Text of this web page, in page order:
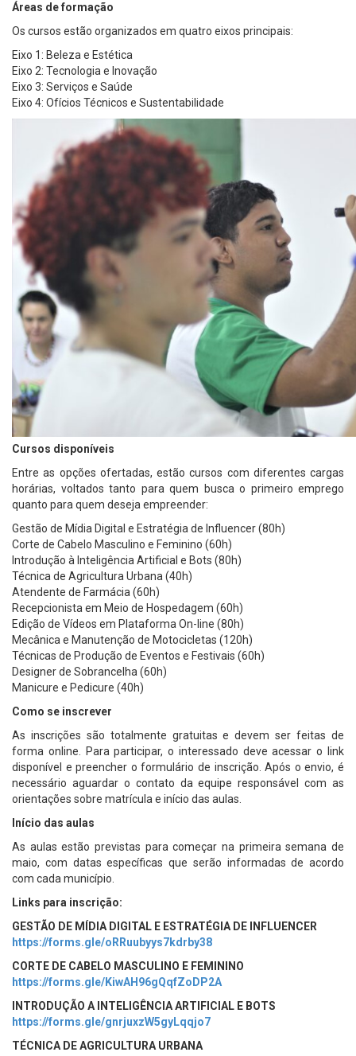
Áreas de formação
Os cursos estão organizados em quatro eixos principais:
Eixo 1: Beleza e Estética
Eixo 2: Tecnologia e Inovação
Eixo 3: Serviços e Saúde
Eixo 4: Ofícios Técnicos e Sustentabilidade
Cursos disponíveis
Entre as opções ofertadas, estão cursos com diferentes cargas
horárias, voltados tanto para quem busca o primeiro emprego
quanto para quem deseja empreender:
Gestão de Mídia Digital e Estratégia de Influencer (80h)
Corte de Cabelo Masculino e Feminino (60h)
Introdução à Inteligência Artificial e Bots (80h)
Técnica de Agricultura Urbana (40h)
Atendente de Farmácia (60h)
Recepcionista em Meio de Hospedagem (60h)
Edição de Vídeos em Plataforma On-line (80h)
Mecânica e Manutenção de Motocicletas (120h)
Técnicas de Produção de Eventos e Festivais (60h)
Designer de Sobrancelha (60h)
Manicure e Pedicure (40h)
Como se inscrever
As inscrições são totalmente gratuitas e devem ser feitas de
forma online. Para participar, o interessado deve acessar o link
disponível e preencher o formulário de inscrição. Após o envio, é
necessário aguardar o contato da equipe responsável com as
orientações sobre matrícula e início das aulas.
Início das aulas
As aulas estão previstas para começar na primeira semana de
maio, com datas específicas que serão informadas de acordo
com cada município.
Links para inscrição:
GESTÃO DE MÍDIA DIGITAL E ESTRATÉGIA DE INFLUENCER
https://forms.gle/oRRuubyys7kdrby38
CORTE DE CABELO MASCULINO E FEMININO
https://forms.gle/KiwAH96gQqfZoDP2A
INTRODUÇÃO A INTELIGÊNCIA ARTIFICIAL E BOTS
https://forms.gle/gnrjuxzW5gyLqqjo7
TÉCNICA DE AGRICULTURA URBANA